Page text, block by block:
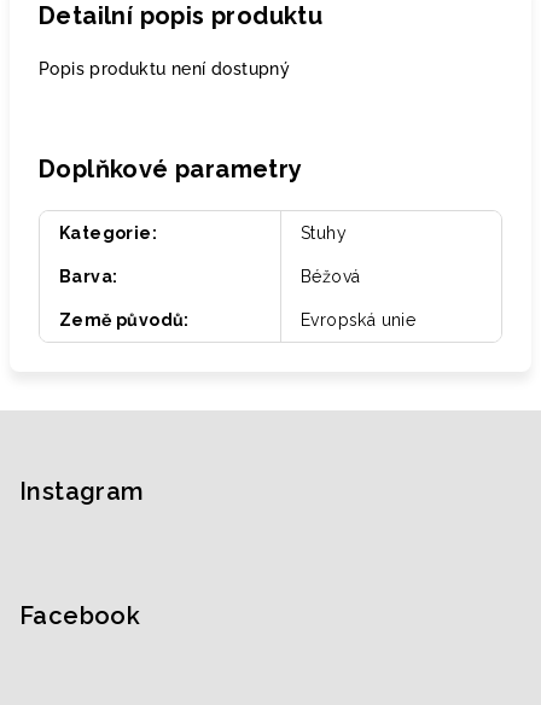
Detailní popis produktu
Popis produktu není dostupný
Doplňkové parametry
Kategorie: Stuhy
Barva: Béžová
Země původů: Evropská unie
Instagram
Facebook